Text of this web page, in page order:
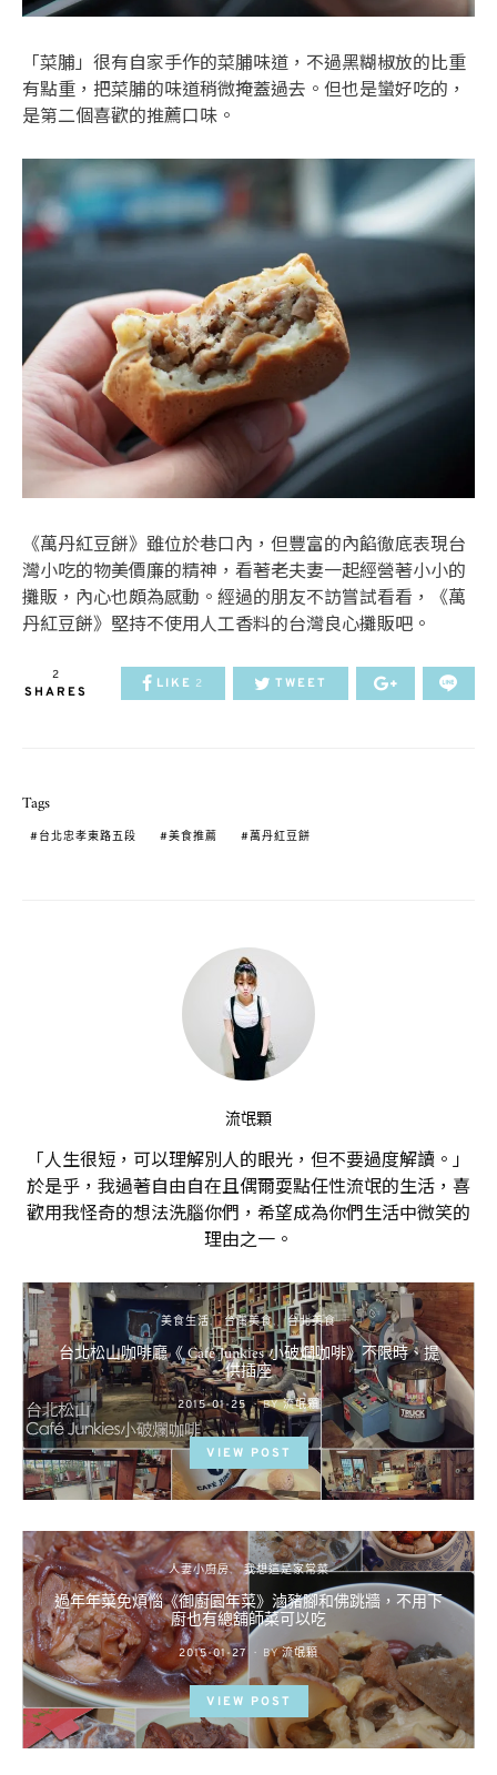
「菜脯」很有自家手作的菜脯味道，不過黑糊椒放的比重
有點重，把菜脯的味道稍微掩蓋過去。但也是蠻好吃的，
是第二個喜歡的推薦口味。
《萬丹紅豆餅》雖位於巷口內，但豐富的內餡徹底表現台
灣小吃的物美價廉的精神，看著老夫妻一起經營著小小的
攤販，內心也頗為感動。經過的朋友不訪嘗試看看，《萬
丹紅豆餅》堅持不使用人工香料的台灣良心攤販吧。
2
SHARES
LIKE 2 TWEET
Tags
台北忠孝東路五段 美食推薦 萬丹紅豆餅
流氓顆
「人生很短，可以理解別人的眼光，但不要過度解讀。」
於是乎，我過著自由自在且偶爾耍點任性流氓的生活，喜
歡用我怪奇的想法洗腦你們，希望成為你們生活中微笑的
理由之一。
美食生活 台灣美食 台北美食
台北松山咖啡廳《 Café Junkies 小破爛咖啡》不限時、提
供插座
POSTED
ON
2015-01-25 BY 流氓顆
VIEW POST
人妻小廚房 我想這是家常菜
過年年菜免煩惱《御廚園年菜》滷豬腳和佛跳牆，不用下
廚也有總舖師菜可以吃
POSTED
ON
2015-01-27 BY 流氓顆
VIEW POST